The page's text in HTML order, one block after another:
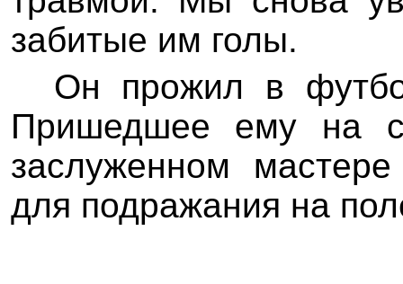
забитые им голы.
Он прожил в
Пришедшее ему на
заслуженном
для подражания на